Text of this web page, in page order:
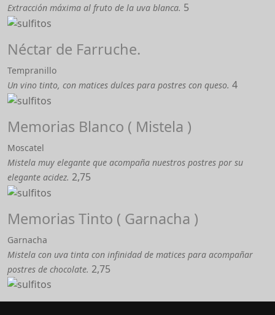
Extracción máxima al fruto de la uva blanca. 5
Néctar de Farruche.
Tempranillo
Un vino tinto, con matices dulces para postres con queso. 4
Memorias Blanco ( Mistela )
Moscatel
Mistela muy elegante que acompaña nuestros postres por su
elegante acidez. 2,75
Memorias Tinto ( Garnacha )
Garnacha
Mistela con uva tinta con infinidad de matices para acompañar
postres de chocolate. 2,75